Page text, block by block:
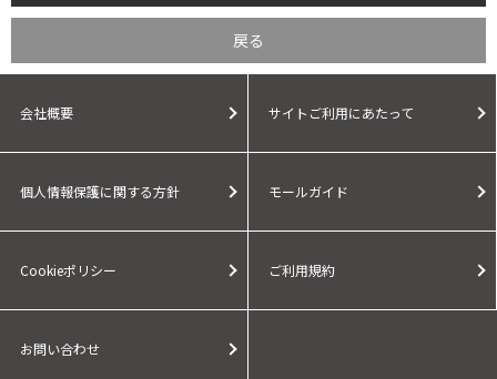
会社概要 サイトご利用にあたって
個人情報保護に関する方針 モールガイド
Cookieポリシー ご利用規約
お問い合わせ